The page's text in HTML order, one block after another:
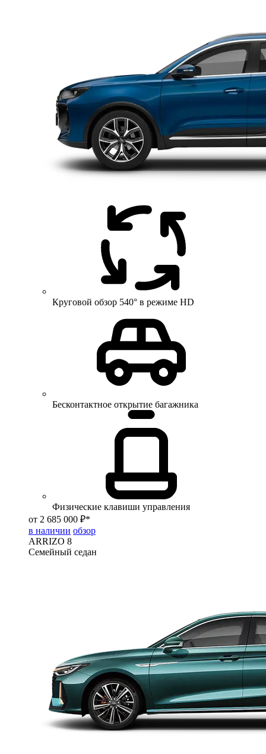
Круговой обзор 540° в режиме HD
Бесконтактное открытие багажника
Физические клавиши управления
от 2 685 000 ₽*
в наличии обзор
ARRIZO 8
Семейный седан